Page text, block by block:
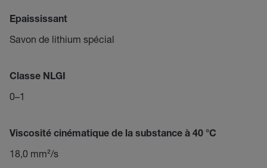
Epaississant
Savon de lithium spécial
Classe NLGI
0–1
Viscosité cinématique de la substance à 40 °C
18,0 mm²/s